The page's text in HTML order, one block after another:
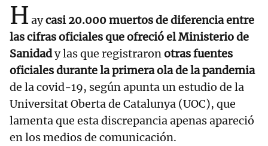
H aycasi 20.000 muertos de diferencia entre
las cifras oficiales que ofreció el Ministerio de
Sanidady las que registraronotras fuentes
oficiales durante la primera ola de la pandemia
de la covid-19, según apunta un estudio de la
Universitat Oberta de Catalunya (UOC), que
lamenta que esta discrepancia apenas apareció
en los medios de comunicación.